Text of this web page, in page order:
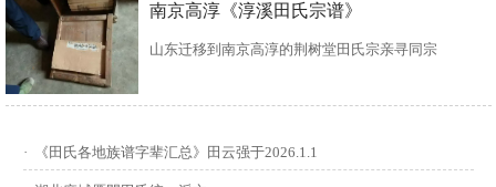
南京高淳《淳溪田氏宗谱》
山东迁移到南京高淳的荆树堂田氏宗亲寻同宗
· 《田氏各地族谱字辈汇总》田云强于2026.1.1